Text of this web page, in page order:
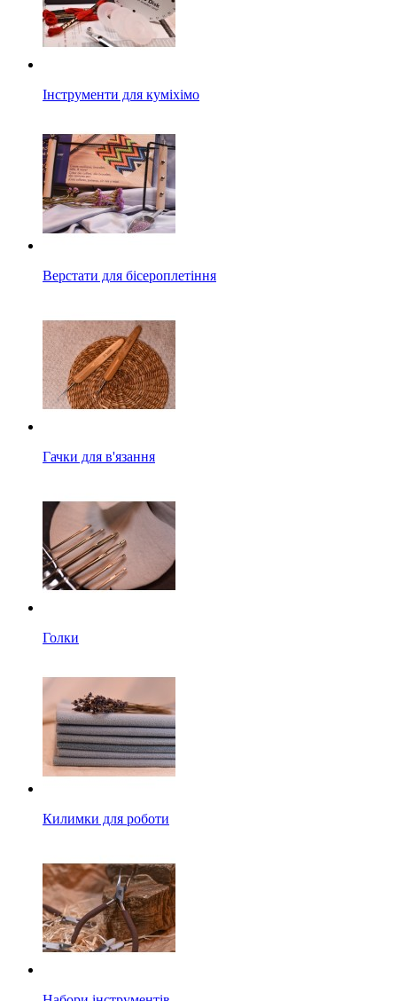
Інструменти для куміхімо
Верстати для бісероплетіння
Гачки для в'язання
Голки
Килимки для роботи